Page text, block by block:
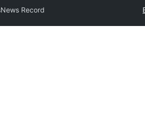
News Record